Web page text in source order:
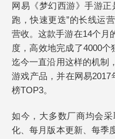
网易《梦幻西游》手游
跑，快速更迭”的长线运
营收。这款手游在14个月
度，高效地完成了4000个
迄今一直沿用这样的机制
游戏产品，并在网易
榜TOP3。
如今，大多数厂商均会
化、每月版本更新、每季